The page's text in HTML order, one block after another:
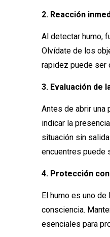
2. Reacción
Al detectar humo,
Olvídate de los
rapidez puede ser
3. Evaluación de
Antes de abrir una
indicar la
situación sin
encuentres puede
4. Protección
El humo es uno
consciencia.
esenciales para